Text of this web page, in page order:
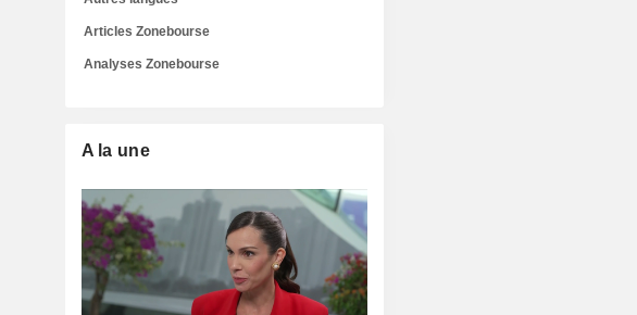
Articles Zonebourse
Analyses Zonebourse
A la une